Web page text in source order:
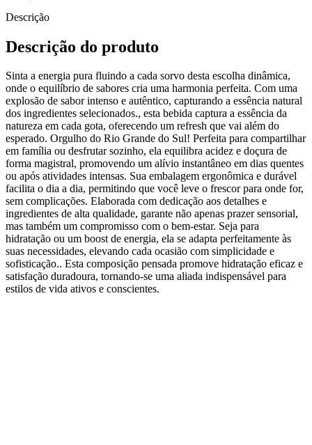
Descrição
Descrição do produto
Sinta a energia pura fluindo a cada sorvo desta escolha dinâmica,
onde o equilíbrio de sabores cria uma harmonia perfeita. Com uma
explosão de sabor intenso e autêntico, capturando a essência natural
dos ingredientes selecionados., esta bebida captura a essência da
natureza em cada gota, oferecendo um refresh que vai além do
esperado. Orgulho do Rio Grande do Sul! Perfeita para compartilhar
em família ou desfrutar sozinho, ela equilibra acidez e doçura de
forma magistral, promovendo um alívio instantâneo em dias quentes
ou após atividades intensas. Sua embalagem ergonômica e durável
facilita o dia a dia, permitindo que você leve o frescor para onde for,
sem complicações. Elaborada com dedicação aos detalhes e
ingredientes de alta qualidade, garante não apenas prazer sensorial,
mas também um compromisso com o bem-estar. Seja para
hidratação ou um boost de energia, ela se adapta perfeitamente às
suas necessidades, elevando cada ocasião com simplicidade e
sofisticação.. Esta composição pensada promove hidratação eficaz e
satisfação duradoura, tornando-se uma aliada indispensável para
estilos de vida ativos e conscientes.